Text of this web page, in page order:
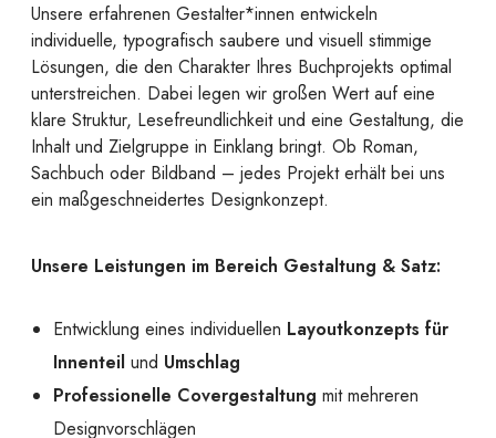
Unsere erfahrenen Gestalter*innen entwickeln
individuelle, typografisch saubere und visuell stimmige
Lösungen, die den Charakter Ihres Buchprojekts optimal
unterstreichen. Dabei legen wir großen Wert auf eine
klare Struktur, Lesefreundlichkeit und eine Gestaltung, die
Inhalt und Zielgruppe in Einklang bringt. Ob Roman,
Sachbuch oder Bildband – jedes Projekt erhält bei uns
ein maßgeschneidertes Designkonzept.
Unsere Leistungen im Bereich Gestaltung & Satz:
Entwicklung eines individuellen Layoutkonzepts für
Innenteil und Umschlag
Professionelle Covergestaltung mit mehreren
Designvorschlägen